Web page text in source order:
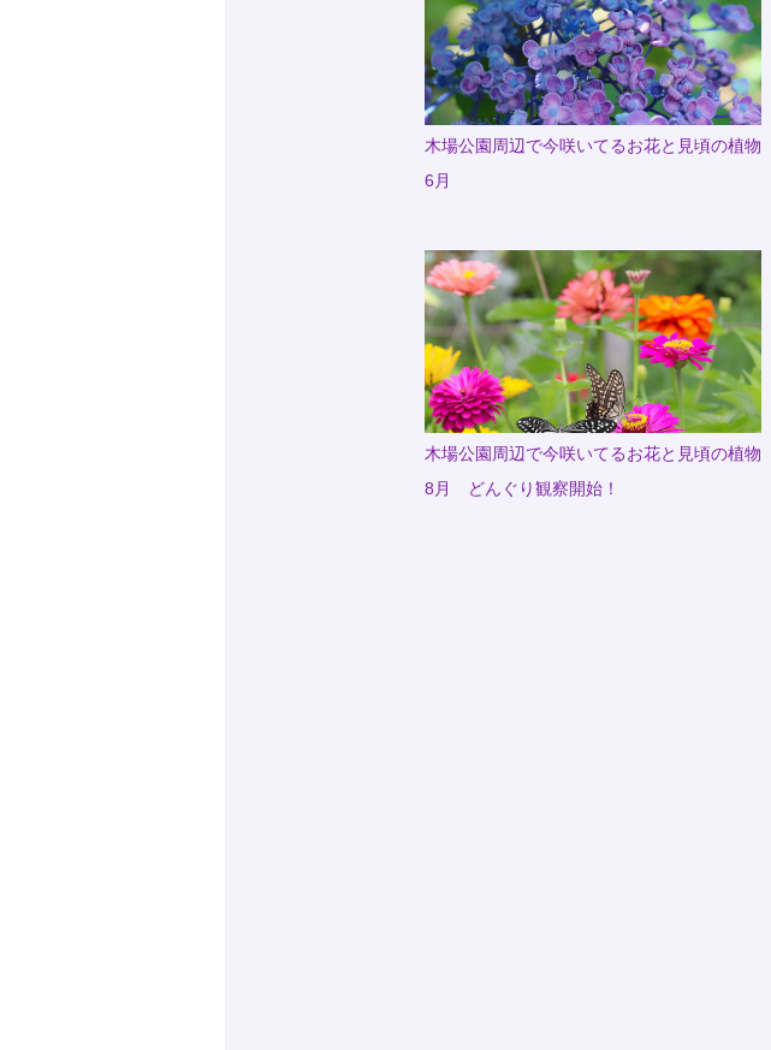
木場公園周辺で今咲いてるお花と見頃の植物
6月
木場公園周辺で今咲いてるお花と見頃の植物
8月 どんぐり観察開始！